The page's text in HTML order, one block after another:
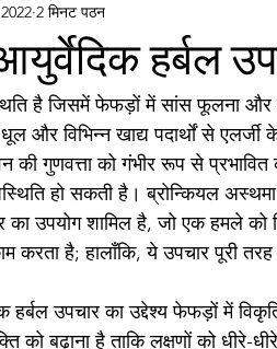
हर्बल
2 मिनट पठन
है जिसमें फेफड़ों में सांस फूलना और
विभिन्न खाद्य पदार्थों से एलर्जी
की गुणवत्ता को गंभीर रूप से
हो सकती है। ब्रोन्कियल
का उपयोग शामिल है, जो एक हमले
करता है; हालाँकि, ये उपचार पूरी
हर्बल उपचार का उद्देश्य फेफड़ों में
को बढ़ाना है ताकि लक्षणों को